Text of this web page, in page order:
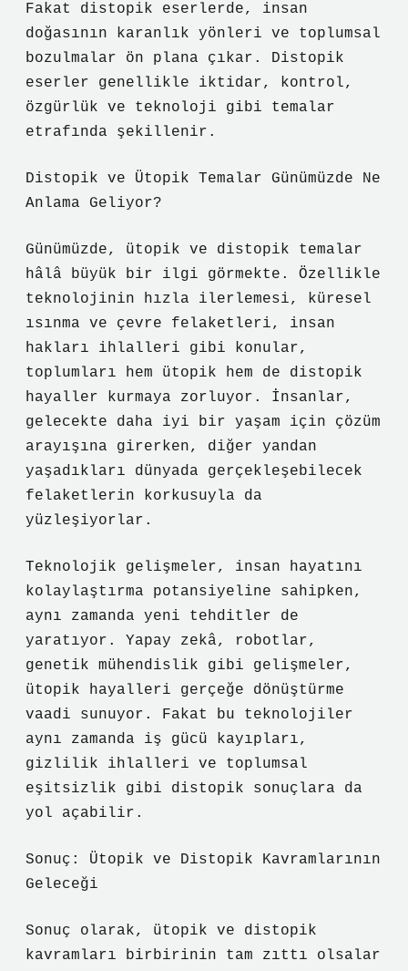
Fakat distopik eserlerde, insan
doğasının karanlık yönleri ve toplumsal
bozulmalar ön plana çıkar. Distopik
eserler genellikle iktidar, kontrol,
özgürlük ve teknoloji gibi temalar
etrafında şekillenir.
Distopik ve Ütopik Temalar Günümüzde Ne
Anlama Geliyor?
Günümüzde, ütopik ve distopik temalar
hâlâ büyük bir ilgi görmekte. Özellikle
teknolojinin hızla ilerlemesi, küresel
ısınma ve çevre felaketleri, insan
hakları ihlalleri gibi konular,
toplumları hem ütopik hem de distopik
hayaller kurmaya zorluyor. İnsanlar,
gelecekte daha iyi bir yaşam için çözüm
arayışına girerken, diğer yandan
yaşadıkları dünyada gerçekleşebilecek
felaketlerin korkusuyla da
yüzleşiyorlar.
Teknolojik gelişmeler, insan hayatını
kolaylaştırma potansiyeline sahipken,
aynı zamanda yeni tehditler de
yaratıyor. Yapay zekâ, robotlar,
genetik mühendislik gibi gelişmeler,
ütopik hayalleri gerçeğe dönüştürme
vaadi sunuyor. Fakat bu teknolojiler
aynı zamanda iş gücü kayıpları,
gizlilik ihlalleri ve toplumsal
eşitsizlik gibi distopik sonuçlara da
yol açabilir.
Sonuç: Ütopik ve Distopik Kavramlarının
Geleceği
Sonuç olarak, ütopik ve distopik
kavramları birbirinin tam zıttı olsalar